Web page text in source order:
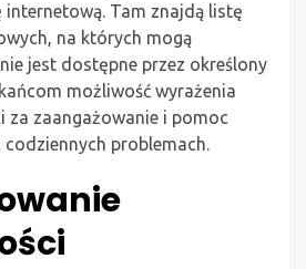
Tam znajdą listę
na których mogą
jest dostępne przez określony
możliwość wyrażenia
za zaangażowanie i pomoc
problemach.